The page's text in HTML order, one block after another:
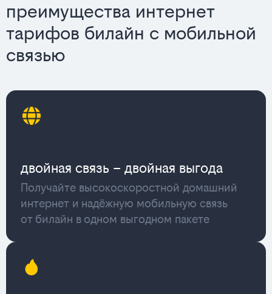
преимущества интернет
тарифов билайн с мобильной
связью
двойная связь – двойная выгода
Получайте высокоскоростной домашний
интернет и надёжную мобильную связь
от билайн в одном выгодном пакете